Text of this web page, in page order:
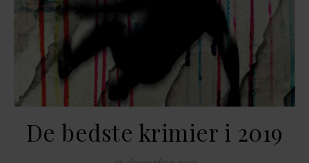
De bedste krimier i 2019